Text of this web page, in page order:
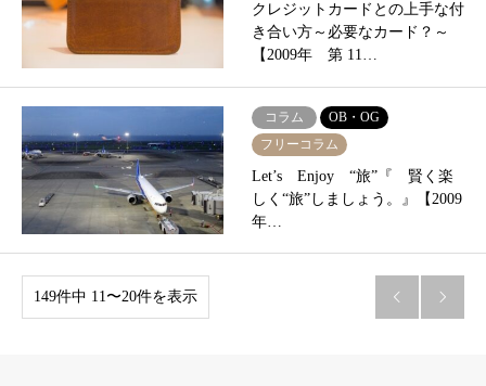
クレジットカードとの上手な付
き合い方～必要なカード？～
【2009年 第 11…
コラム
OB・OG
フリーコラム
Let’s Enjoy “旅”『 賢く楽
しく“旅”しましょう。』【2009
年…
149件中 11〜20件を表示  